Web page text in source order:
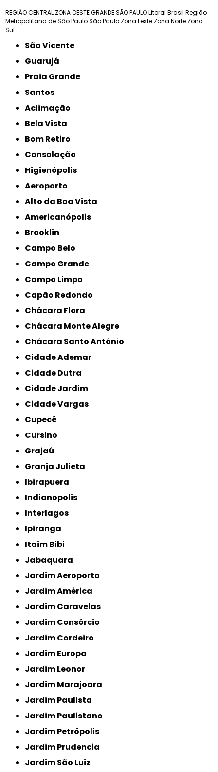
REGIÃO CENTRAL ZONA OESTEGRANDE SÃO PAULOLitoral Brasil Região
Metropolitana de São PauloSão Paulo Zona Leste Zona Norte Zona
Sul
São Vicente
Guarujá
Praia Grande
Santos
Aclimação
Bela Vista
Bom Retiro
Consolação
Higienópolis
Aeroporto
Alto da Boa Vista
Americanópolis
Brooklin
Campo Belo
Campo Grande
Campo Limpo
Capão Redondo
Chácara Flora
Chácara Monte Alegre
Chácara Santo Antônio
Cidade Ademar
Cidade Dutra
Cidade Jardim
Cidade Vargas
Cupecê
Cursino
Grajaú
Granja Julieta
Ibirapuera
Indianopolis
Interlagos
Ipiranga
Itaim Bibi
Jabaquara
Jardim Aeroporto
Jardim América
Jardim Caravelas
Jardim Consórcio
Jardim Cordeiro
Jardim Europa
Jardim Leonor
Jardim Marajoara
Jardim Paulista
Jardim Paulistano
Jardim Petrópolis
Jardim Prudencia
Jardim São Luiz